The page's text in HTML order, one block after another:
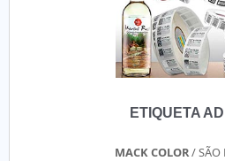
ETIQUETA
MACK COLOR/ SÃO